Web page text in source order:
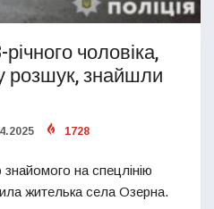
чоловіка,
розшук, знайшли
1728
на спецлінію
жителька села Озерна.